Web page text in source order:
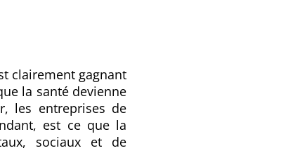
clairement gagnant
la santé devienne
les entreprises de
est ce que la
sociaux et de